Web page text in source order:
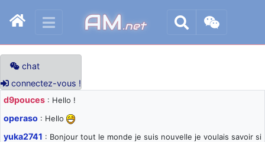
AM.net
chat
connectez-vous !
d9pouces : Hello !
operaso : Hello
yuka2741 : Bonjour tout le monde je suis nouvelle je voulais savoir si